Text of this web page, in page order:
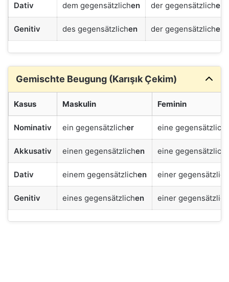
Dativ dem gegensätzlichen der gegensätzlichen
Genitiv des gegensätzlichen der gegensätzlichen
Gemischte Beugung (Karışık Çekim)
Kasus Maskulin Feminin
Nominativ ein gegensätzlicher eine gegensätzlich
Akkusativ einen gegensätzlichen eine gegensätzlich
Dativ einem gegensätzlichen einer gegensätzlich
Genitiv eines gegensätzlichen einer gegensätzlich